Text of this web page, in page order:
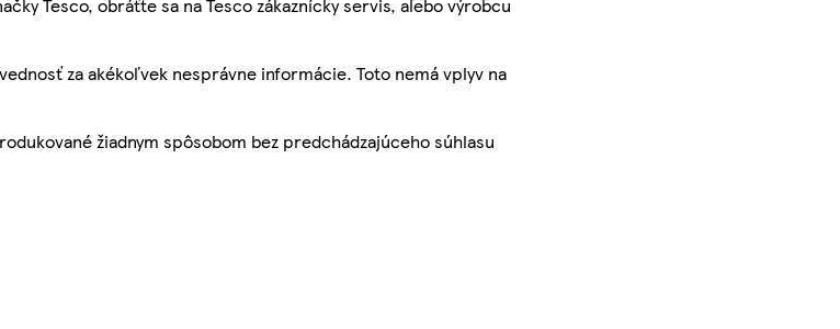
za akékoľvek nesprávne informácie. Toto nemá vplyv na
žiadnym spôsobom bez predchádzajúceho súhlasu